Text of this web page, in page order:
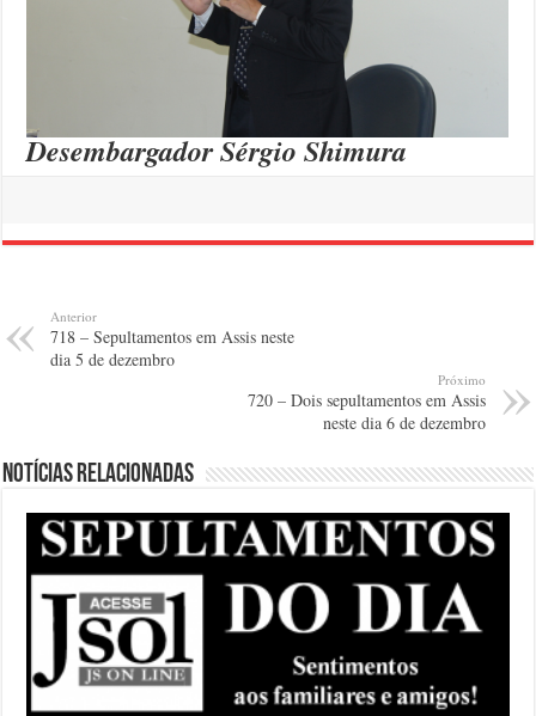
Desembargador Sérgio Shimura
Anterior
718 – Sepultamentos em Assis neste
dia 5 de dezembro
Próximo
720 – Dois sepultamentos em Assis
neste dia 6 de dezembro
Notícias relacionadas